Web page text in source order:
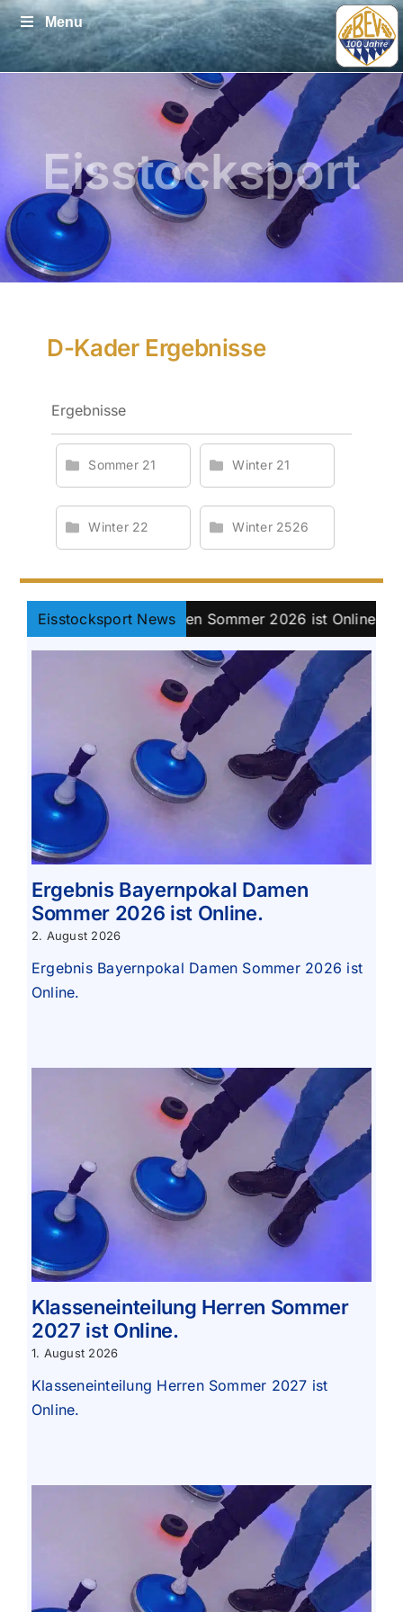
Zum
Inhalt
springen
Menu
Eisstocksport
D-Kader Ergebnisse
Ergebnisse
Sommer 21 Winter 21
Winter 22 Winter 2526
Eisstocksport News
Bayernpokal Damen Sommer 2026 ist Online. ||
Ergebnis Bayernpokal Damen
Sommer 2026 ist Online.
2. August 2026
Ergebnis Bayernpokal Damen Sommer 2026 ist
Online.
Klasseneinteilung Herren Sommer
2027 ist Online.
1. August 2026
Klasseneinteilung Herren Sommer 2027 ist
Online.